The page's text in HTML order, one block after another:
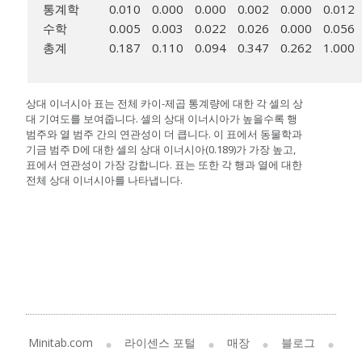
통계학
0.010 0.000 0.000 0.002 0.000
0.012
수학
0.005 0.003 0.022 0.026 0.000
0.056
총계
0.187 0.110 0.094 0.347 0.262 1.000
상대 이너시아 표는 전체 카이-제곱 통계량에 대한 각 셀의 상
대 기여도를 보여줍니다. 셀의 상대 이너시아가 높을수록 행
범주와 열 범주 간의 연관성이 더 큽니다. 이 표에서 동물학과
기금 범주 D에 대한 셀의 상대 이너시아(0.189)가 가장 높고,
표에서 연관성이 가장 강합니다. 표는 또한 각 행과 열에 대한
전체 상대 이너시아를 나타냅니다.
Minitab.com 라이센스 포털 매장
블로그